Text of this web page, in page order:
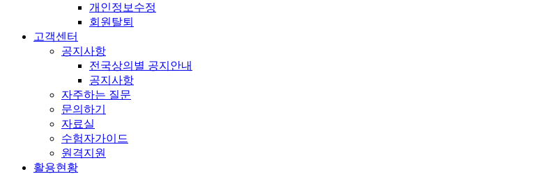
개인정보수정
회원탈퇴
고객센터
공지사항
전국상의별 공지안내
공지사항
자주하는 질문
문의하기
자료실
수험자가이드
원격지원
활용현황